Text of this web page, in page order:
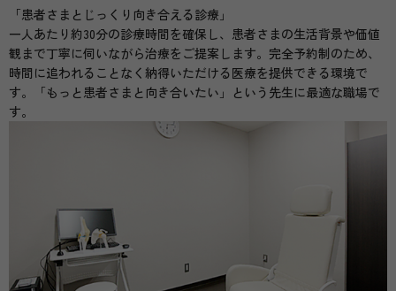
「患者さまとじっくり向き合える診療」
一人あたり約30分の診療時間を確保し、患者さまの生活背景や価値
観まで丁寧に伺いながら治療をご提案します。完全予約制のため、
時間に追われることなく納得いただける医療を提供できる環境で
す。「もっと患者さまと向き合いたい」という先生に最適な職場で
す。